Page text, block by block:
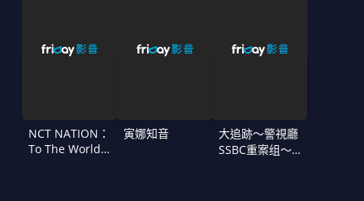
NCT NATION：
To The World
寅娜知音
大追跡〜警視廳
SSBC重案组〜